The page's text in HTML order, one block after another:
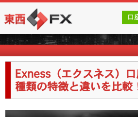
東西FX｜海外FX会社（ブローカー
口
海外FX業者
Exness（エクスネス）
種類の特徴と違いを比較